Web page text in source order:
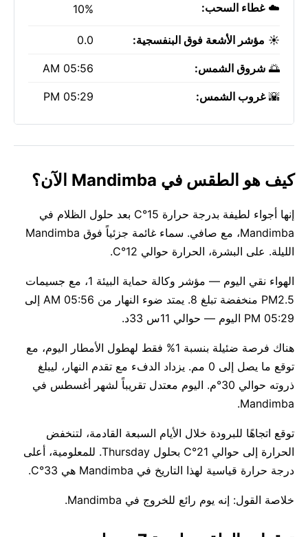
☁️غطاء السحب: 10%
☀️ مؤشر الأشعة فوق البنفسجية: 0.0
🌅 شروق الشمس: 05:56 AM
🌇غروب الشمس: 05:29 PM
كيف هو الطقس في Mandimba الآن؟
إنها أجواء لطيفة بدرجة حرارة 15°C بعد حلول الظلام في
Mandimba، مع صافي. سماء غائمة جزئياً فوق Mandimba
الليلة. على البشرة، الحرارة حوالي 12°C.
الهواء نقي اليوم — مؤشر وكالة حماية البيئة 1، مع جسيمات
PM2.5 منخفضة تبلغ 8. يمتد ضوء النهار من 05:56 AM إلى
05:29 PM اليوم — حوالي 11س 33د.
هناك فرصة ضئيلة بنسبة 1% فقط لهطول الأمطار اليوم، مع
توقع ما يصل إلى 0 مم. يزداد الدفء مع تقدم النهار، ليبلغ
ذروته حوالي 30°م. اليوم معتدل تقريباً لشهر أغسطس في
Mandimba.
توقع اتجاهًا للبرودة خلال الأيام السبعة القادمة، لتنخفض
الحرارة إلى حوالي 21°C بحلول Thursday. للمعلومية، أعلى
درجة حرارة قياسية لهذا التاريخ في Mandimba هي 33°C.
خلاصة القول: إنه يوم رائع للخروج في Mandimba.